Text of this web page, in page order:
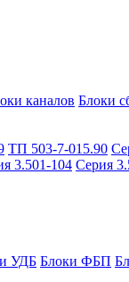
каналов Блоки
ТП 503-7-015.90
3.501-104 Серия
УДБ Блоки ФБП